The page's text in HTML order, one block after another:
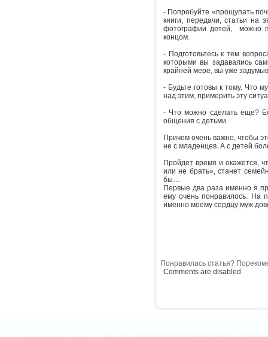
- Попробуйте «прощупать
книги, передачи, статьи на
фотографии детей, можно
концом.
- Подготовьтесь к тем
которыми вы задавались
крайней мере, вы уже
- Будьте готовы к тому. Что
над этим, примерить эту
- Что можно сделать еще?
общения с детьми.
Причем очень важно, чтобы
не с младенцев. А с детей
Пройдет время и окажется,
или не брать», станет
бы…
Первые два раза именно я
ему очень понравилось. На
именно моему сердцу муж
Понравилась статья?
Comments are disabled